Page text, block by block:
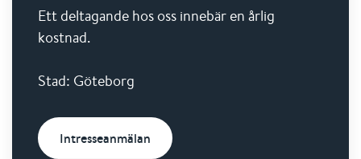
Ett deltagande hos oss innebär en årlig
kostnad.
Stad: Göteborg
Intresseanmälan